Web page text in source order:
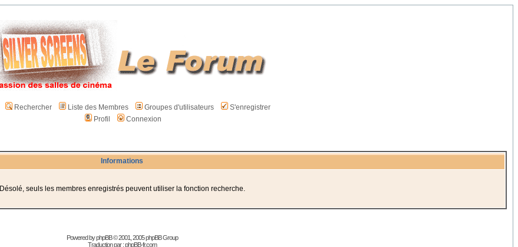
Rechercher Liste des Membres Groupes d'utilisateurs
S'enregistrer
Profil
Connexion
Informations
Désolé, seuls les membres enregistrés peuvent utiliser la fonction recherche.
Powered byphpBB© 2001, 2005 phpBB Group
Traduction par :phpBB-fr.com